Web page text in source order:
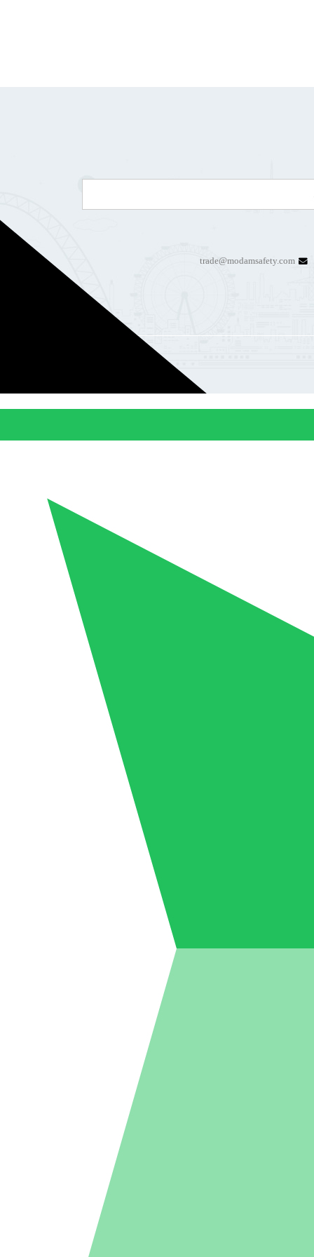
trade@modamsafety.com